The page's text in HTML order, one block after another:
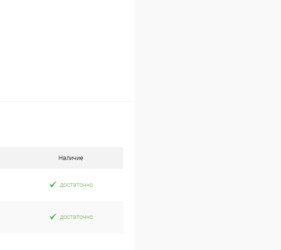
Наличие
достаточно
достаточно